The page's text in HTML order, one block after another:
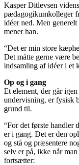
Kasper Ditlevsen
pædagogikumkolleger
idéer ned. Men
mener han.
“Det er min store
Det måtte gerne være
indsamling af idéer i et
Op og i gang
Et element, der går
undervisning, er fysisk
grund til.
“For det første handler
er i gang. Det er den
og stå og præsentere
selv er på, ikke når
fortsætter: